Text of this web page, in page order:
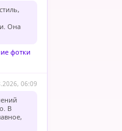
Она
фотки
06:09
В